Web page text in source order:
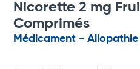
Nicorette 2 mg
Comprimés
Médicament - Allopathie